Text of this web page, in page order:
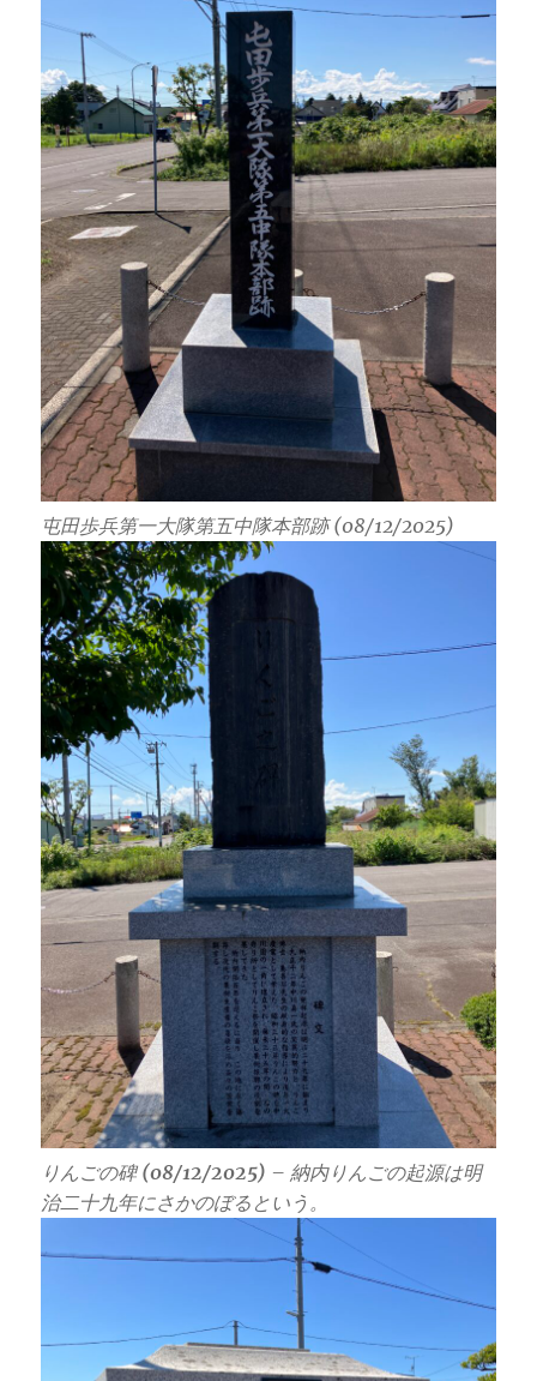
屯田歩兵第一大隊第五中隊本部跡 (08/12/2025)
りんごの碑(08/12/2025) – 納内りんごの起源は明
治二十九年にさかのぼるという。